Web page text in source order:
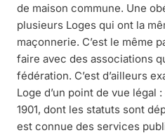
de maison commune. Une
plusieurs Loges qui ont la
maçonnerie. C’est le même
faire avec des associations
fédération. C’est d’ailleurs
Loge d’un point de vue légal
1901, dont les statuts sont
est connue des services